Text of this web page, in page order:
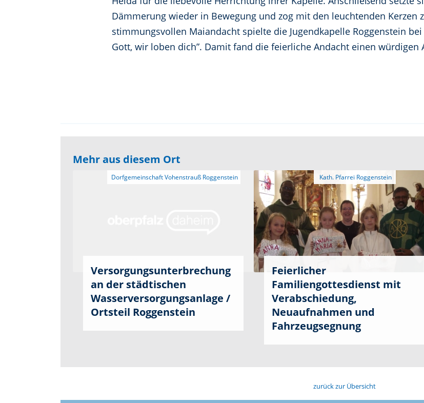
Dämmerung wieder in Bewegung und zog mit den leuchtenden Kerzen
stimmungsvollen Maiandacht spielte die Jugendkapelle Roggenstein
Gott, wir loben dich”. Damit fand die feierliche Andacht einen würdigen
Mehr aus diesem Ort
Dorfgemeinschaft Vohenstrauß Roggenstein
Versorgungsunterbrechung
an der städtischen
Wasserversorgungsanlage /
Ortsteil Roggenstein
Kath. Pfarrei Roggenstein
Feierlicher
Familiengottesdienst mit
Verabschiedung,
Neuaufnahmen und
Fahrzeugsegnung
zurück zur Übersicht